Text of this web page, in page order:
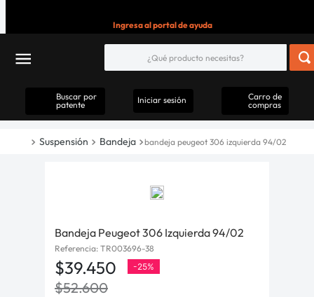
Ingresa al portal de ayuda
Buscar por
patente
Iniciar sesión
Carro de
compras
Suspensión Bandeja bandeja peugeot 306 izquierda 94/02
Bandeja Peugeot 306 Izquierda 94/02
Referencia: TR003696-38
$39.450 -25%
$52.600